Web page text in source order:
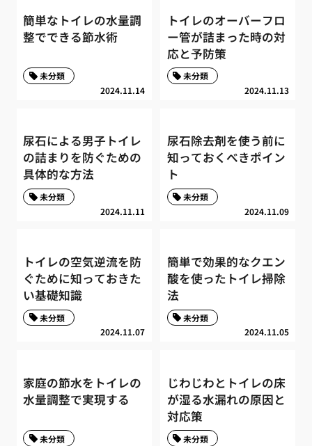
簡単なトイレの水量調
整でできる節水術
2024.11.14
未分類
トイレのオーバーフロ
ー管が詰まった時の対
応と予防策
2024.11.13
未分類
尿石による男子トイレ
の詰まりを防ぐための
具体的な方法
2024.11.11
未分類
尿石除去剤を使う前に
知っておくべきポイン
ト
2024.11.09
未分類
トイレの空気逆流を防
ぐために知っておきた
い基礎知識
2024.11.07
未分類
簡単で効果的なクエン
酸を使ったトイレ掃除
法
2024.11.05
未分類
家庭の節水をトイレの
水量調整で実現する
未分類
じわじわとトイレの床
が湿る水漏れの原因と
対応策
未分類